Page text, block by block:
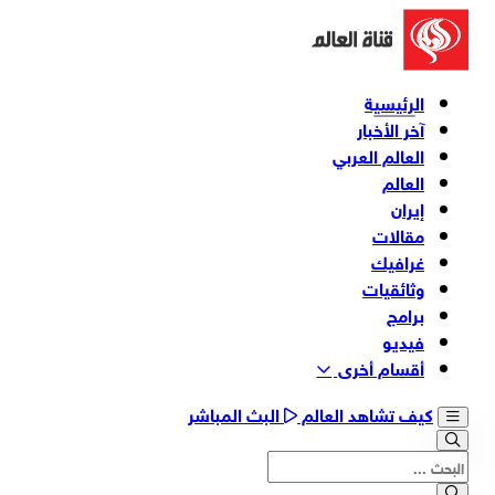
الرئيسية
آخر الأخبار
العالم العربي
العالم
إيران
مقالات
غرافيك
وثائقیات
برامج
فیدیو
أقسام أخری
كيف تشاهد العالم
البث المباشر